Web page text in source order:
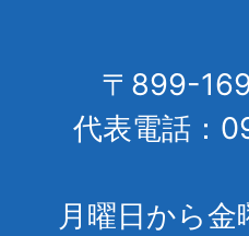
〒899-
代表電話：
月曜日から